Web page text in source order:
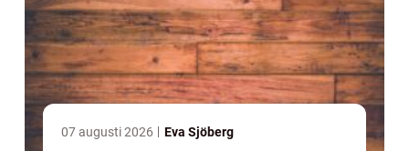
07 augusti 2026 Eva Sjöberg